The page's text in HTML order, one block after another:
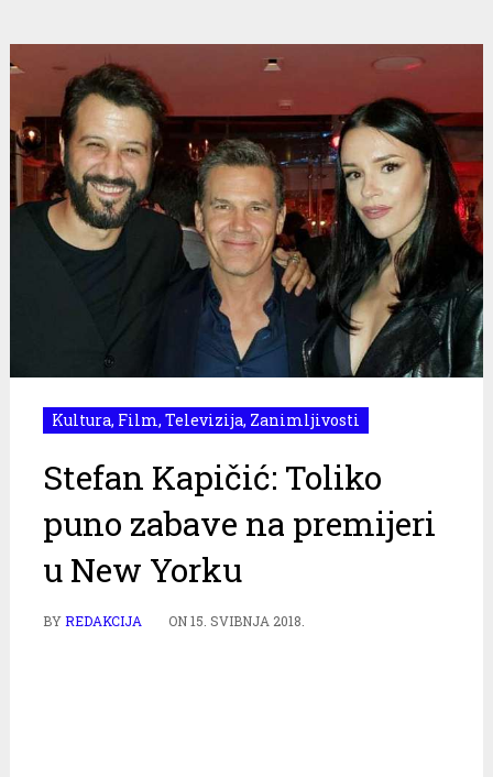
Kultura, Film, Televizija, Zanimljivosti
Stefan Kapičić: Toliko
puno zabave na premijeri
u New Yorku
BYREDAKCIJA ON15. SVIBNJA 2018.